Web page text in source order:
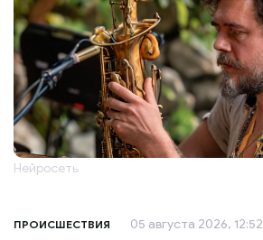
Нейросеть
ПРОИСШЕСТВИЯ 05 августа 2026, 12:52